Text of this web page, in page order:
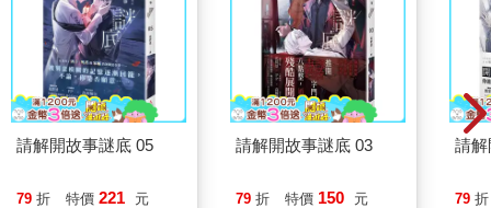
請解開故事謎底 05
79 折 特價 221 元
請解開故事謎底 03
79 折 特價 150 元
請解
79 折